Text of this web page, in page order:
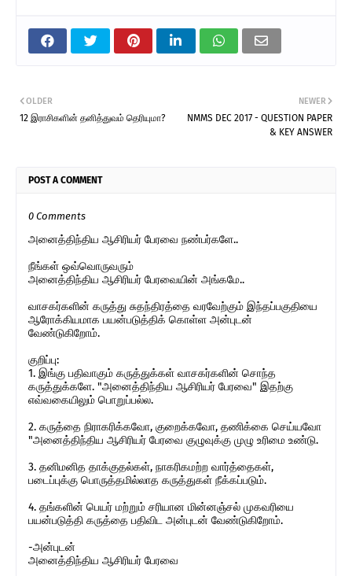
NEWER
NMMS DEC 2017 - QUESTION PAPER
& KEY ANSWER
OLDER
12 இராசிகளின் தனித்துவம் தெரியுமா?
POST A COMMENT
0 Comments
அனைத்திந்திய ஆசிரியர் பேரவை நண்பர்களே..
நீங்கள் ஒவ்வொருவரும்
அனைத்திந்திய ஆசிரியர் பேரவையின் அங்கமே..
வாசகர்களின் கருத்து சுதந்திரத்தை வரவேற்கும் இந்தப்பகுதியை
ஆரோக்கியமாக பயன்படுத்திக் கொள்ள அன்புடன்
வேண்டுகிறோம்.
குறிப்பு:
1. இங்கு பதிவாகும் கருத்துக்கள் வாசகர்களின் சொந்த
கருத்துக்களே. "அனைத்திந்திய ஆசிரியர் பேரவை" இதற்கு
எவ்வகையிலும் பொறுப்பல்ல.
2. கருத்தை நிராகரிக்கவோ, குறைக்கவோ, தணிக்கை செய்யவோ
"அனைத்திந்திய ஆசிரியர் பேரவை குழுவுக்கு முழு உரிமை உண்டு.
3. தனிமனித தாக்குதல்கள், நாகரிகமற்ற வார்த்தைகள்,
படைப்புக்கு பொருத்தமில்லாத கருத்துகள் நீக்கப்படும்.
4. தங்களின் பெயர் மற்றும் சரியான மின்னஞ்சல் முகவரியை
பயன்படுத்தி கருத்தை பதிவிட அன்புடன் வேண்டுகிறோம்.
-அன்புடன்
அனைத்திந்திய ஆசிரியர் பேரவை